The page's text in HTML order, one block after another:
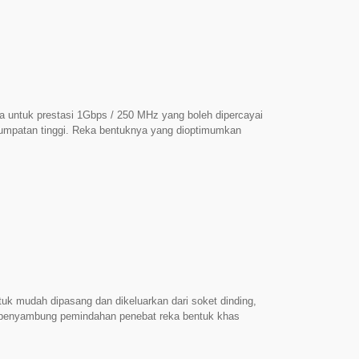
prestasi 1Gbps / 250 MHz yang boleh dipercayai
tinggi. Reka bentuknya yang dioptimumkan
mudah dipasang dan dikeluarkan dari soket dinding,
pemindahan penebat reka bentuk khas